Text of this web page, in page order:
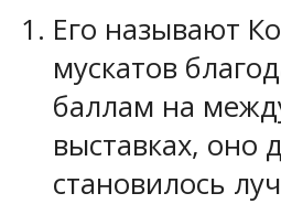
Его называют
мускатов
баллам на
выставках, оно
становилось